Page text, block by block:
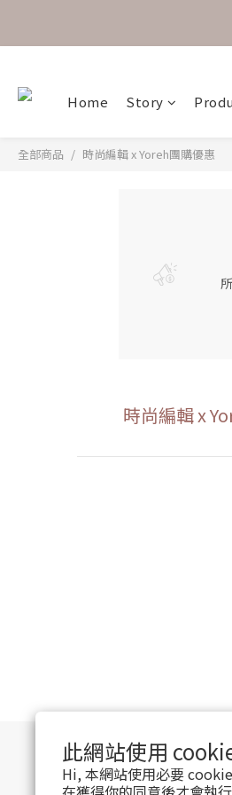
此網站使用
Hi, 本網站使用必要
Home Story
全部商品 時尚編輯 x Yoreh團購優惠
時尚編輯 x